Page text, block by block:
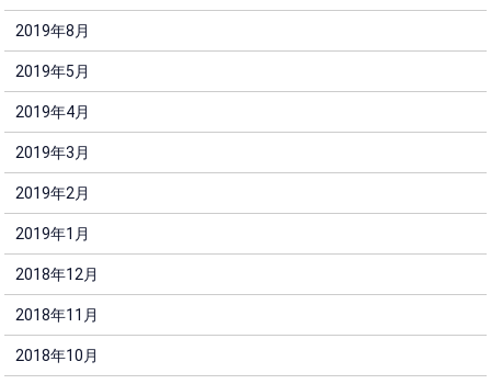
2019年8月
2019年5月
2019年4月
2019年3月
2019年2月
2019年1月
2018年12月
2018年11月
2018年10月